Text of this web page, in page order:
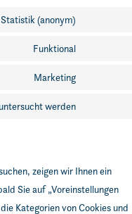
Statistik (anonym)
Funktional
Marketing
werden
zeigen wir Ihnen ein
Sie auf „Voreinstellungen
Kategorien von Cookies und